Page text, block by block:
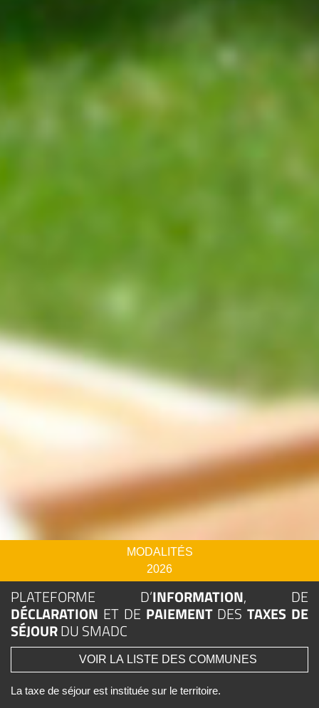
MODALITÉS
2026
PLATEFORME D’INFORMATION, DE
DÉCLARATION ET DE PAIEMENTDESTAXES DE
SÉJOURDU SMADC
VOIR LA LISTE DES COMMUNES
La taxe de séjour est instituée sur le territoire.